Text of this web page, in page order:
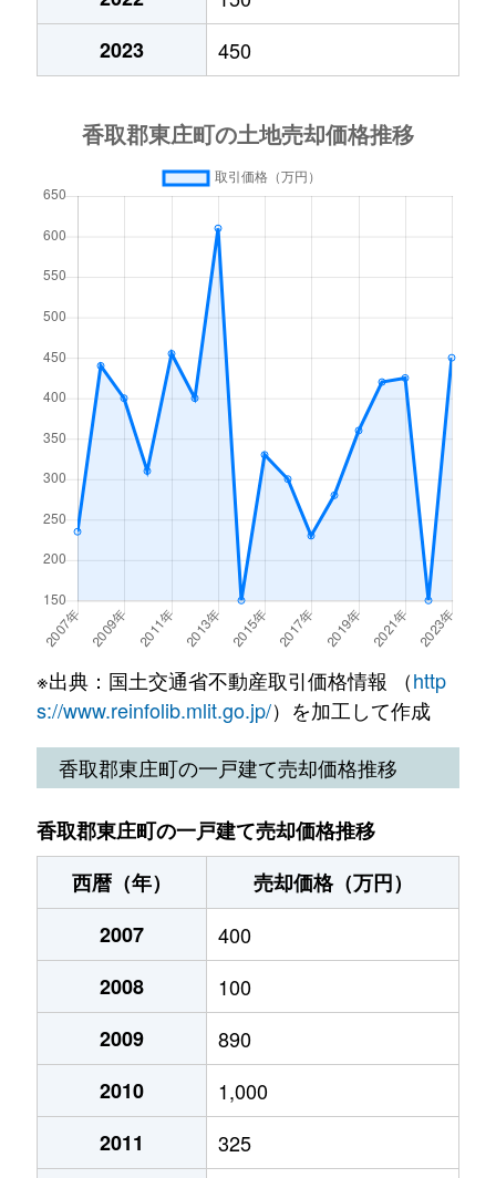
2023
450
※出典：国土交通省不動産取引価格情報 （http
s://www.reinfolib.mlit.go.jp/）を加工して作成
香取郡東庄町の一戸建て売却価格推移
香取郡東庄町の一戸建て売却価格推移
西暦（年）
売却価格（万円）
2007
400
2008
100
2009
890
2010
1,000
2011
325